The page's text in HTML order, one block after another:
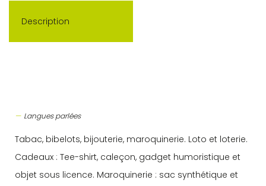
Description
Langues parlées
Tabac, bibelots, bijouterie, maroquinerie. Loto et loterie.
Cadeaux : Tee-shirt, caleçon, gadget humoristique et
objet sous licence. Maroquinerie : sac synthétique et